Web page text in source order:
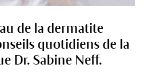
de la dermatite
quotidiens de la
Dr. Sabine Neff.